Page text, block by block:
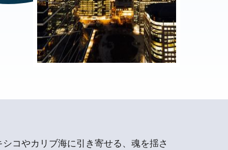
コやカリブ海に引き寄せる、魂を揺さ